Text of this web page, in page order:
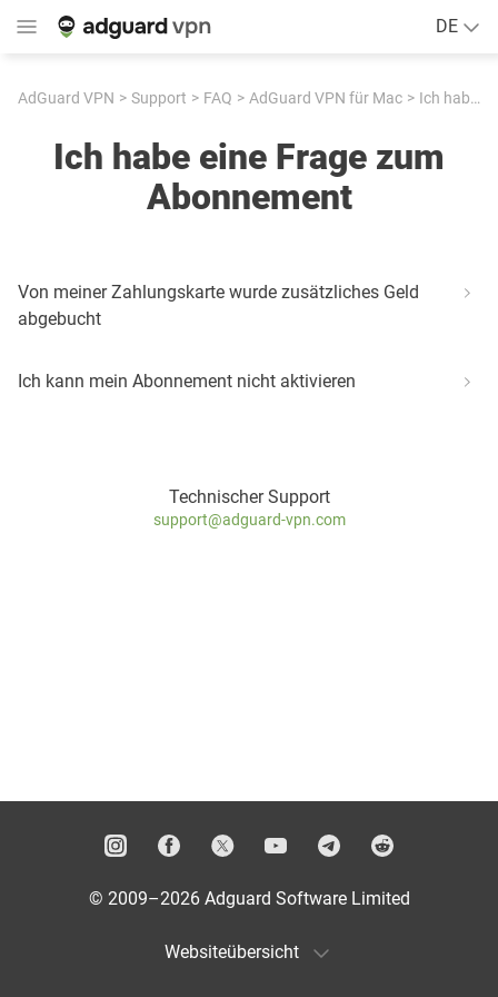
DE
AdGuard VPN Support FAQ AdGuard VPN für Mac Ich habe eine Frage zum Abonnement
Ich habe eine Frage zum
Abonnement
Von meiner Zahlungskarte wurde zusätzliches Geld
abgebucht
Ich kann mein Abonnement nicht aktivieren
Technischer Support
support@adguard-vpn.com
© 2009–2026 Adguard Software Limited
Websiteübersicht